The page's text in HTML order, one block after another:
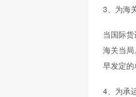
3、为海
当国际
海关当
早发定
4、为承